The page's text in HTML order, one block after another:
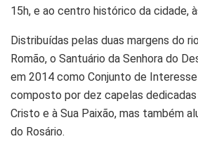
15h, e ao centro histórico da cidade,
Distribuídas pelas duas margens do
Romão, o Santuário da Senhora do
em 2014 como Conjunto de
composto por dez capelas dedicadas
Cristo e à Sua Paixão, mas também
do Rosário.